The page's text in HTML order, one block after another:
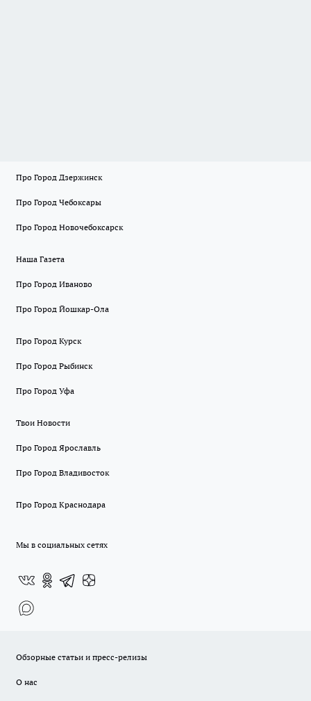
Про Город Дзержинск
Про Город Чебоксары
Про Город Новочебоксарск
Наша Газета
Про Город Иваново
Про Город Йошкар-Ола
Про Город Курск
Про Город Рыбинск
Про Город Уфа
Твои Новости
Про Город Ярославль
Про Город Владивосток
Про Город Краснодара
Мы в социальных сетях
Обзорные статьи и пресс-релизы
О нас